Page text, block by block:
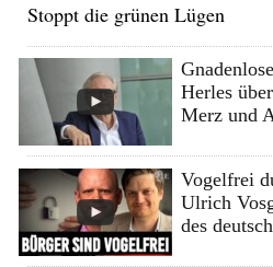
Stoppt die grünen Lügen
Herles
Merz und
Vogelfrei
Ulrich
des